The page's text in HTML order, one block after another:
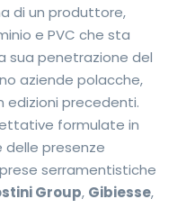
di un produttore,
e PVC che sta
sua penetrazione del
aziende polacche,
edizioni precedenti.
formulate in
presenze
serramentistiche
Group, Gibiesse,